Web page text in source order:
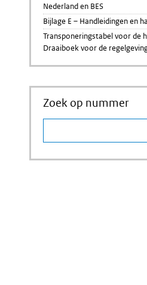
Nederland en BES
Bijlage E – Handleidingen en
Transponeringstabel voor de
Draaiboek voor de
Zoek op nummer